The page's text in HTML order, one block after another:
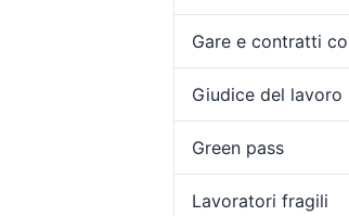
Gare e contratti
Giudice del lavoro
Green pass
Lavoratori fragili